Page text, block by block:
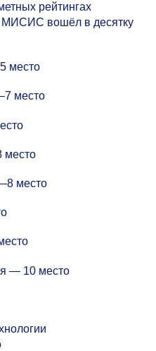
рейтингах
МИСИС вошёл в десятку
место
место
место
место
— 10 место